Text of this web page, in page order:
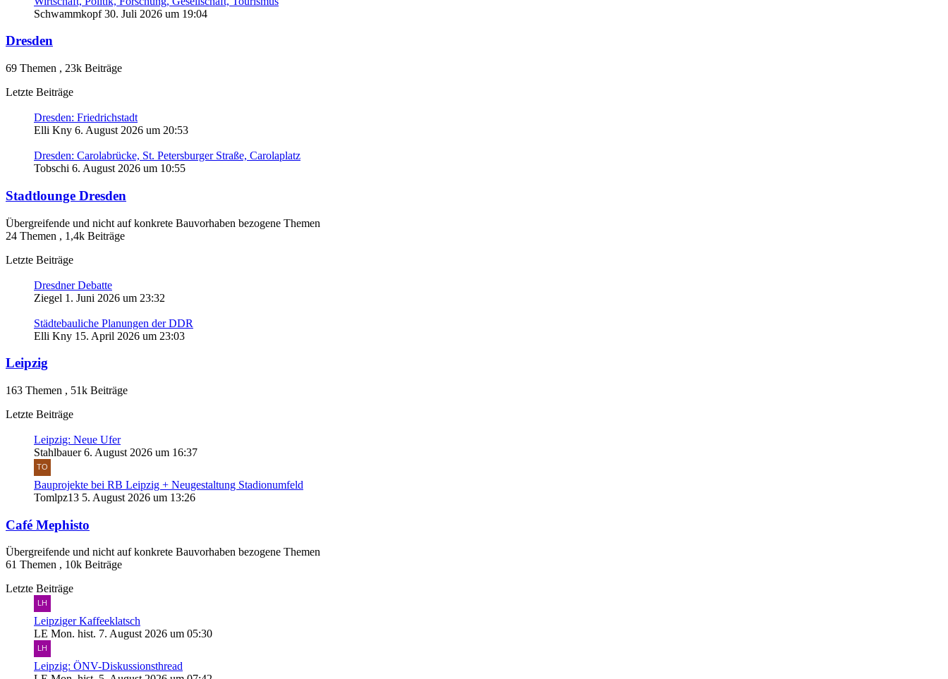
Schwammkopf30. Juli 2026 um 19:04
Dresden
69 Themen , 23k Beiträge
Letzte Beiträge
Dresden: Friedrichstadt
Elli Kny 6. August 2026 um 20:53
Dresden: Carolabrücke, St. Petersburger Straße, Carolaplatz
Tobschi 6. August 2026 um 10:55
Stadtlounge Dresden
Übergreifende und nicht auf konkrete Bauvorhaben bezogene Themen
24 Themen , 1,4k Beiträge
Letzte Beiträge
Dresdner Debatte
Ziegel 1. Juni 2026 um 23:32
Städtebauliche Planungen der DDR
Elli Kny 15. April 2026 um 23:03
Leipzig
163 Themen , 51k Beiträge
Letzte Beiträge
Leipzig: Neue Ufer
Stahlbauer6. August 2026 um 16:37
Bauprojekte bei RB Leipzig + Neugestaltung Stadionumfeld
Tomlpz13 5. August 2026 um 13:26
Café Mephisto
Übergreifende und nicht auf konkrete Bauvorhaben bezogene Themen
61 Themen , 10k Beiträge
Letzte Beiträge
Leipziger Kaffeeklatsch
LE Mon. hist. 7. August 2026 um 05:30
Leipzig: ÖNV-Diskussionsthread